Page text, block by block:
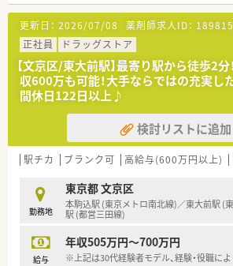
ます。
【法人特徴について】
■全国に1,300店舗以上を展開する業界
剤事業を主軸にOTCや介護など幅広い
ています。
■人々のココロとカラダの健康を追求す
域密着型の店舗展開と最新システムの導
■マツモトキヨシホールディングスとの
1兆円規模の強固な経営基盤を誇る国内
【職場環境と雰囲気】
■自動錠剤監査システムや音声入力シス
ています。
■複数薬剤師体制を基本としているため
更新日： 2026/07/08 薬剤師求人ID： 189815
正社員
ドラッグストア
【文京区/東大前駅】最寄り駅から徒歩2
収600万も可能！大手ならではの充実し
間休日122日以上♪
検討リストに追加
駅チカ ブランク可 高給与(600万円以上)
勤務地
東京都 文京区
本駒込駅 (東京メトロ南北線)／東大前駅 (
駅 (都営三田線)
給与
年収505万円～700万円
※上記は30代経験者モデル、経験・役職によ